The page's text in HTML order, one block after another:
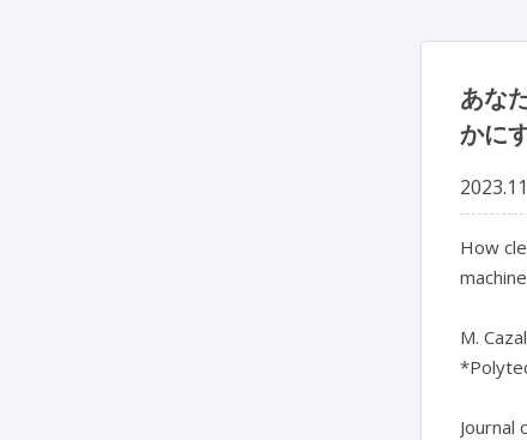
あな
かに
How
M.